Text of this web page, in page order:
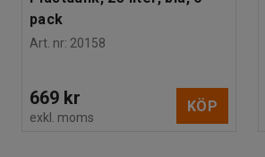
pack
Art. nr: 20158
669 kr
exkl. moms
KÖP